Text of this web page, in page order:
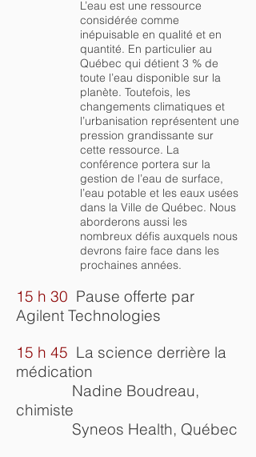
L’eau est une ressource
considérée comme
inépuisable en qualité et en
quantité. En particulier au
Québec qui détient 3 % de
toute l’eau disponible sur la
planète. Toutefois, les
changements climatiques et
l’urbanisation représentent une
pression grandissante sur
cette ressource. La
conférence portera sur la
gestion de l’eau de surface,
l’eau potable et les eaux usées
dans la Ville de Québec. Nous
aborderons aussi les
nombreux défis auxquels nous
devrons faire face dans les
prochaines années.
15 h 30 Pause offerte par
Agilent Technologies
15 h 45 La science derrière la
médication
Nadine Boudreau,
chimiste
Syneos Health, Québec